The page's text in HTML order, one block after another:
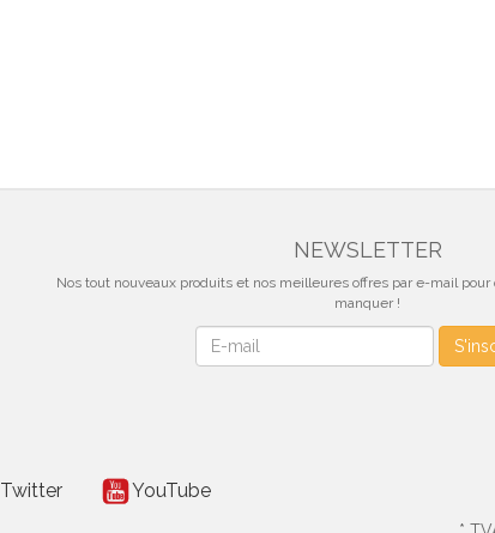
NEWSLETTER
Nos tout nouveaux produits et nos meilleures offres par e-mail
manquer !
Newsletter
Twitter YouTube